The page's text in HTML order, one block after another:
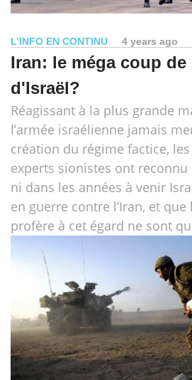
L’INFO EN CONTINU 4 years ago
Iran: le méga coup
d'Israël?
Réagissant à la plus grande
l’armée israélienne jamais
création du régime factice,
experts sionistes ont
ni dans les années à venir
en guerre contre l’Iran, et que
profère à cet égard ne sont